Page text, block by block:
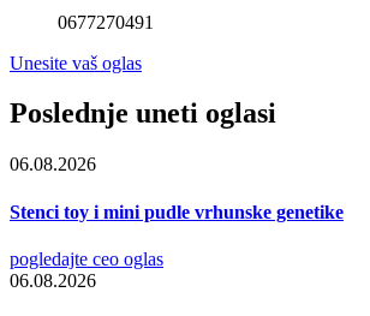
0677270491
Unesite vaš oglas
Poslednje uneti oglasi
06.08.2026
Stenci toy i mini pudle vrhunske genetike
pogledajte ceo oglas
06.08.2026